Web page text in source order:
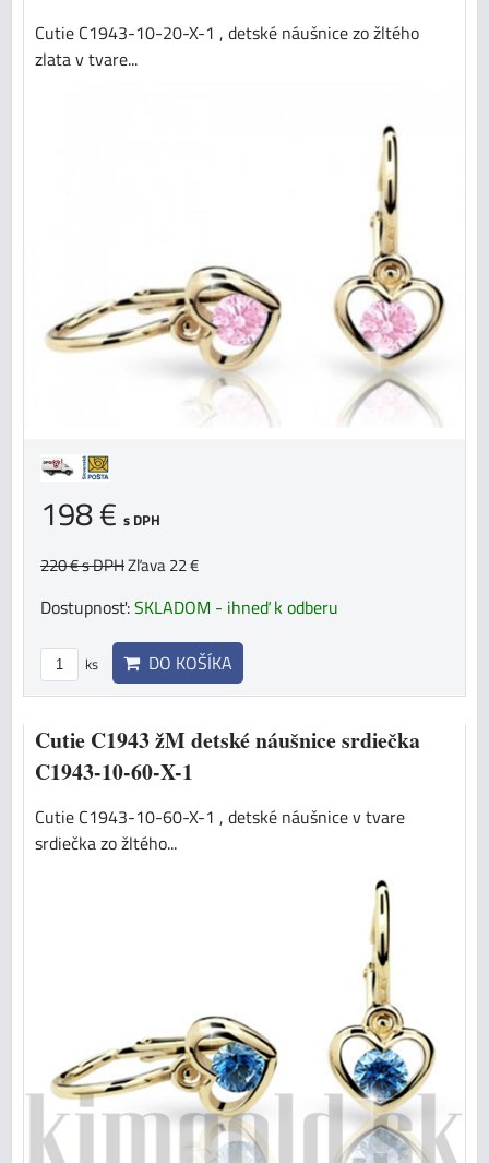
Cutie C1943-10-20-X-1 , detské náušnice zo žltého
zlata v tvare...
198 € s DPH
220 €s DPHZľava 22 €
Dostupnosť:SKLADOM - ihneď k odberu
ks DO KOŠÍKA
Cutie C1943 žM detské náušnice srdiečka
C1943-10-60-X-1
Cutie C1943-10-60-X-1 , detské náušnice v tvare
srdiečka zo žltého...